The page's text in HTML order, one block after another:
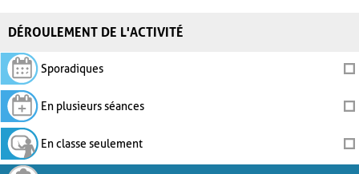
DÉROULEMENT DE L'ACTIVITÉ
Sporadiques
En plusieurs séances
En classe seulement